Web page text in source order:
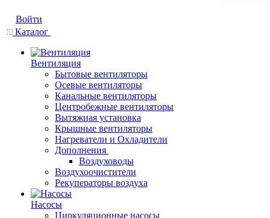
Войти
Каталог
Вентиляция
Бытовые вентиляторы
Осевые вентиляторы
Канальные вентиляторы
Центробежные вентиляторы
Вытяжная установка
Крышные вентиляторы
Нагреватели и Охладители
Дополнения
Воздуховоды
Воздухоочистители
Рекуператоры воздуха
Насосы
Циркуляционные насосы